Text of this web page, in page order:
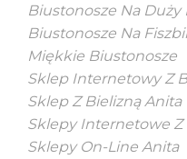
Biustonosze Na Duży
Biustonosze Na
Miękkie Biustonosze
Sklep Internetowy Z
Sklep Z Bielizną Anita
Sklepy Internetowe Z
Sklepy On-Line Anita